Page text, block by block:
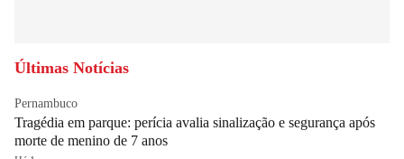
Últimas Notícias
Pernambuco
Tragédia em parque: perícia avalia sinalização e segurança após
morte de menino de 7 anos